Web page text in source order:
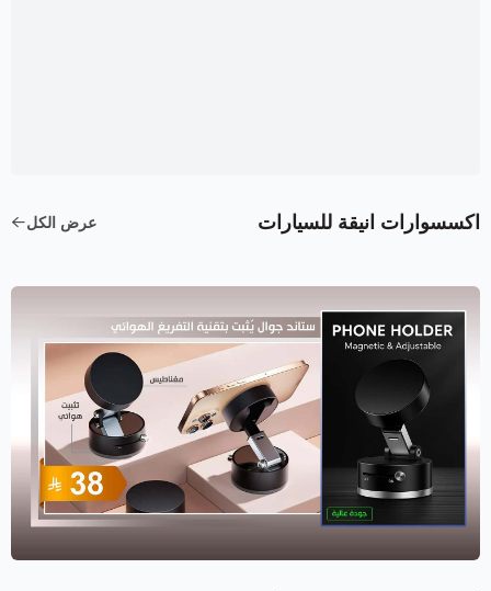
اكسسوارات انيقة للسيارات عرض الكل